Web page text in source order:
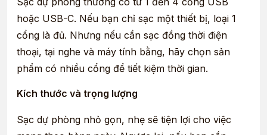
hoặc USB-C. Nếu bạn chỉ sạc một thiết bị, loại 1
cổng là đủ. Nhưng nếu cần sạc đồng thời điện
thoại, tại nghe và máy tính bằng, hãy chọn sản
phẩm có nhiều cổng để tiết kiệm thời gian.
Kích thước và trọng lượng
Sạc dự phòng nhỏ gọn, nhẹ sẽ tiện lợi cho việc